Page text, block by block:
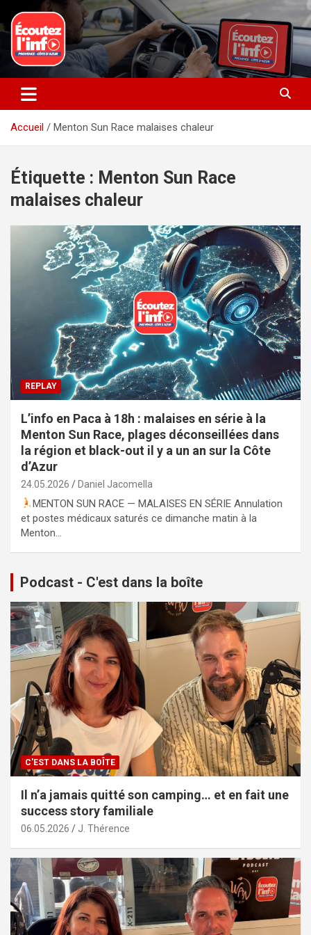
au
contenu
Ecoutez l’info
La radio du quotidien
Accueil Menton Sun Race malaises chaleur
Étiquette : Menton Sun Race
malaises chaleur
REPLAY
L’info en Paca à 18h : malaises en série à la
Menton Sun Race, plages déconseillées dans
la région et black-out il y a un an sur la Côte
d’Azur
24.05.2026 Daniel Jacomella
MENTON SUN RACE — MALAISES EN SÉRIE Annulation
et postes médicaux saturés ce dimanche matin à la
Menton…
Podcast - C'est dans la boîte
C'EST DANS LA BOÎTE
Il n’a jamais quitté son camping… et en fait une
success story familiale
06.05.2026 J. Thérence